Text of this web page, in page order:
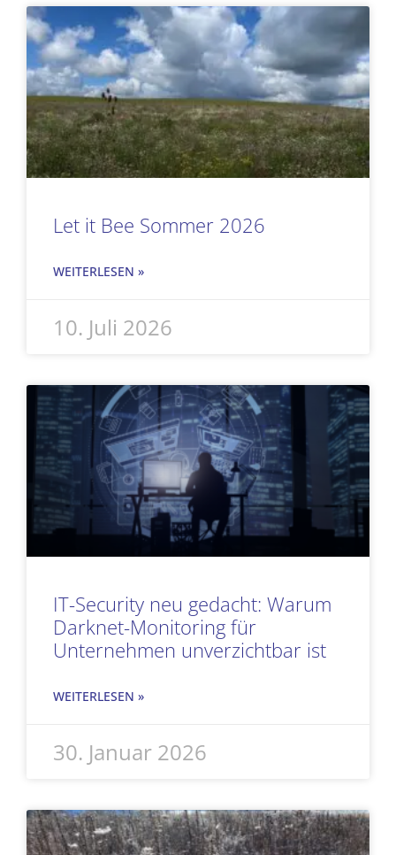
Let it Bee Sommer 2026
WEITERLESEN »
10. Juli 2026
IT-Security neu gedacht: Warum
Darknet-Monitoring für
Unternehmen unverzichtbar ist
WEITERLESEN »
30. Januar 2026
SeiteSeiteSeite Seite